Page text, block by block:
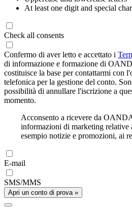
At least one digit and special
Check all consents
Confermo di aver letto e accettato i
di informazione e formazione di
costituisce la base per contattarmi con
telefonica per la gestione del conto.
possibilità di annullare l'iscrizione a
momento.
Acconsento a ricevere da
informazioni di marketing relative
esempio notizie e promozioni, ai
E-mail
SMS/MMS
Apri un conto di prova »